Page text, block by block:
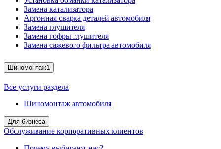
Замена катализатора
Аргонная сварка деталей автомобиля
Замена глушителя
Замена гофры глушителя
Замена сажевого фильтра автомобиля
Шиномонтаж1
Все услуги раздела
Шиномонтаж автомобиля
Для бизнеса
Обслуживание корпоративных клиентов